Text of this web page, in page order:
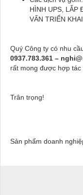
HÌNH UPS, LẮP
VẤN TRIỂN
Quý Công ty có nhu
0937.783.361 –
rất mong được hợp tác
Trân trọng!
Sản phẩm doanh